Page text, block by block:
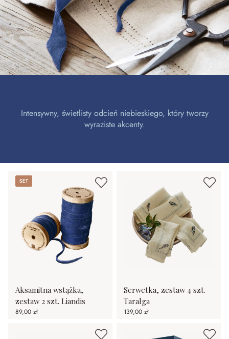
Intensywny, świetlisty odcień niebieskiego, który tworzy
wyraziste akcenty.
Set
Aksamitna wstążka,
zestaw 2 szt. Liandis
89,00 zł
Serwetka, zestaw 4 szt.
Taralga
139,00 zł